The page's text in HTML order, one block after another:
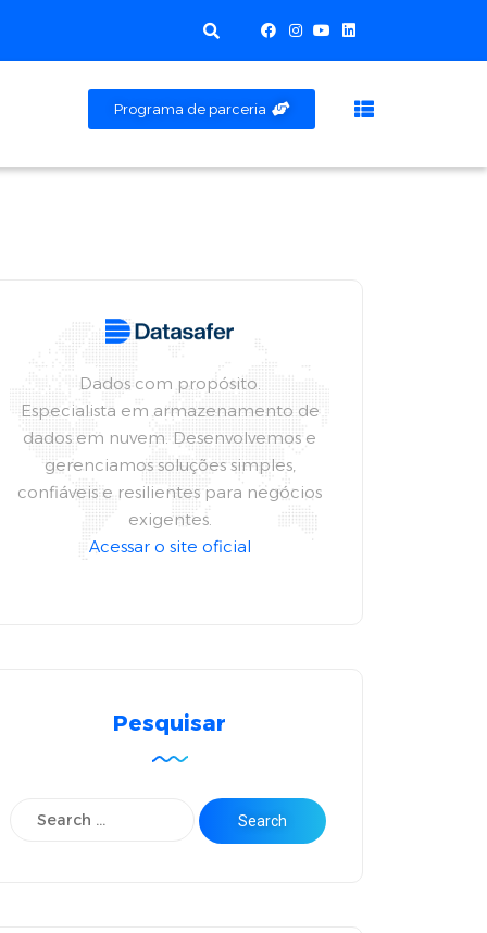
Programa de parceria
Dados com propósito.
Especialista em armazenamento de
dados em nuvem. Desenvolvemos e
gerenciamos soluções simples,
confiáveis e resilientes para negócios
exigentes.
Acessar o site oficial
Pesquisar